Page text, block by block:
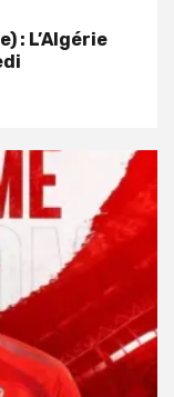
: L’Algérie